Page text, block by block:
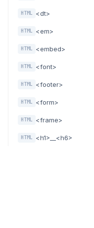
HTML <dt>
HTML <em>
HTML <embed>
HTML <font>
HTML <footer>
HTML <form>
HTML <frame>
HTML <h1>__<h6>